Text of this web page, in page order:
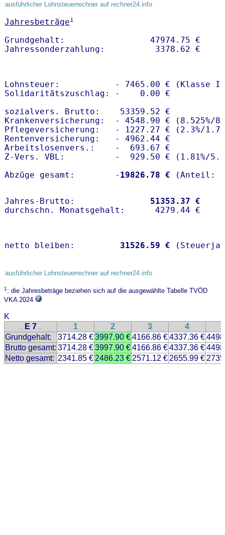
ausführlicher Lohnsteuerrechner auf rechner24.info
Jahresbeträge1
Grundgehalt:                 47974.75 €
Lohnsteuer:           - 7465.00 € (Klasse I)
Solidaritätszuschlag: -    0.00 €
sozialvers. Brutto:    53359.52 €
Krankenversicherung:  - 4548.90 € (8.525%/
Pflegeversicherung:   - 1227.27 € (2.3%/
Rentenversicherung:   - 4962.44 €
Arbeitslosenvers.:    -  693.67 €
Z-Vers. VBL:          -  929.50 € ( 1.81%/
Abzüge gesamt:        - 19826.78 €
Jahres-Brutto: 51353.37 €
netto bleiben: 31526.59 €
ausführlicher Lohnsteuerrechner auf rechner24.info
1: die Jahresbeträge beziehen sich auf die ausgewählte Tabelle TVÖD
VKA 2024
K
.. E 7 .. 1 2 3 4
Grundgehalt:
3714.28 €3997.90 €4166.86 €4337.36 €
Brutto gesamt: 3714.28 €3997.90 €4166.86 €4337.36 €
Netto gesamt: 2341.85 € 2486.23 € 2571.12 € 2655.99 €